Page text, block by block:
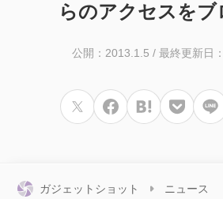
らのアクセスを
公開：2013.1.5 / 最終更新日
ガジェットショット ニュース